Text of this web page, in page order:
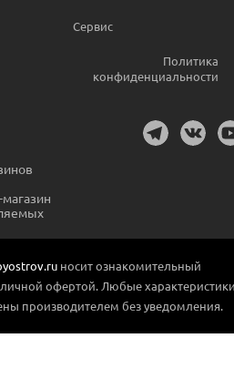
Сервис
Политика
конфиденциальности
носит ознакомительный
офертой. Любые
производителем без уведомления.